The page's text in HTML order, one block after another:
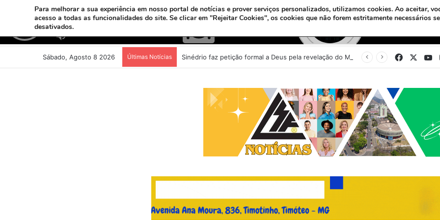
Sábado, Agosto 8 2026 Últimas Notícias Facebook
Para melhorar a sua experiência em nosso portal de notícias e prover serviços personalizados, utilizamos cookies. Ao aceitar,
acesso a todas as funcionalidades do site. Se clicar em "Rejeitar Cookies", os cookies que não forem estritamente necessários
desativados.